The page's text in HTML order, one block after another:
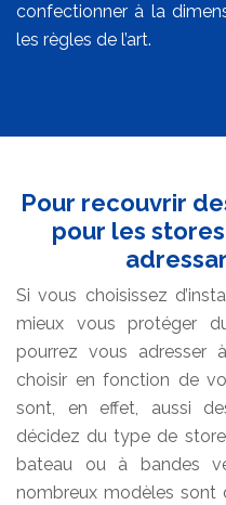
confectionner à la
les règles de l’art.
Pour recouvrir
pour les
Si vous choisissez
mieux vous protéger
pourrez vous adresser
choisir en fonction de
sont, en effet, aussi
décidez du type de
bateau ou à bandes
nombreux modèles sont